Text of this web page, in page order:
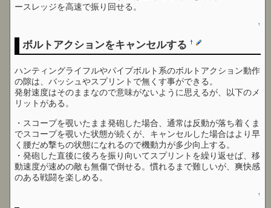
ースレッジを高速で振り回せる。
↑
ボルトアクションをキャンセルする†
ハンティングライフルやパイプボルト系のボルトアクション動作
の隙は、バッシュやスプリントで無くす事ができる。
発射速度はそのままなので意味がないように思えるが、以下のメ
リットがある。
・スコープを覗いたまま発砲した場合、通常は反動が落ち着くま
でスコープを覗いた状態が続くが、キャンセルした場合はより早
く腰だめ撃ちの状態になれるので機動力が多少向上する。
・発砲した直後に後ろを振り向いてスプリントを繰り返せば、移
動速度が速めの敵も無傷で倒せる。慣れるまで難しいが、爽快感
のある戦闘を楽しめる。
↑